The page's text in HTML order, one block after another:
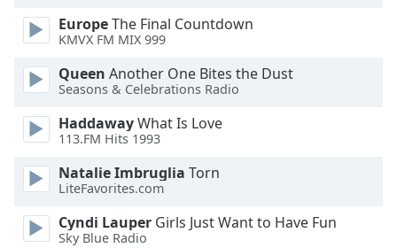
Opacity
Caption
Area
Background
Color
Opacity
Font
EuropeThe Final Countdown
KMVX FM MIX 999
Queen Another One Bites the Dust
Seasons & Celebrations Radio
HaddawayWhat Is Love
113.FM Hits 1993
Natalie Imbruglia Torn
LiteFavorites.com
Cyndi Lauper Girls Just Want to Have Fun
Sky Blue Radio